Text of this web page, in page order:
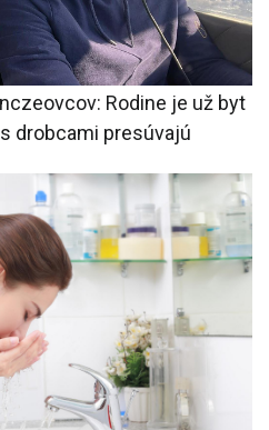
Rodine je už byt
drobcami presúvajú